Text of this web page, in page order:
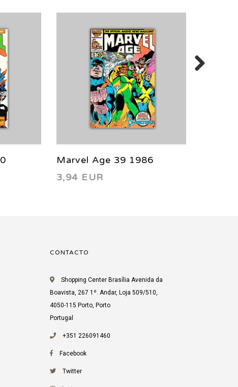
Marvel Age 39 1986
3,94 EUR
CONTACTO
Shopping Center Brasília Avenida da
Boavista, 267 1º. Andar, Loja 509/510,
4050-115 Porto, Porto
Portugal
+351 226091460
Facebook
Twitter